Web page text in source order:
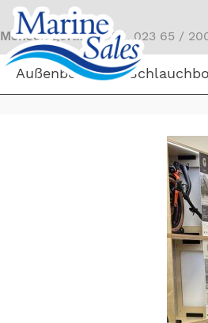
Mensch gefällig?Tel. 023 65 /
Außenborder